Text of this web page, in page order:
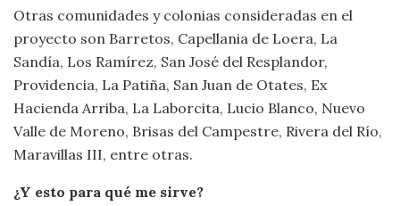
Otras comunidades y colonias consideradas en el
proyecto son Barretos, Capellania de Loera, La
Sandía, Los Ramírez, San José del Resplandor,
Providencia, La Patiña, San Juan de Otates, Ex
Hacienda Arriba, La Laborcita, Lucio Blanco, Nuevo
Valle de Moreno, Brisas del Campestre, Rivera del Río,
Maravillas III, entre otras.
¿Y esto para qué me sirve?